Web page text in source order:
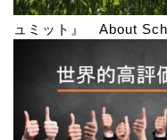
ュミット』 About